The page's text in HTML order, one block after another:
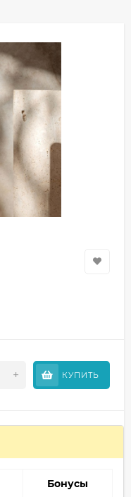
+ КУПИТЬ
Бонусы